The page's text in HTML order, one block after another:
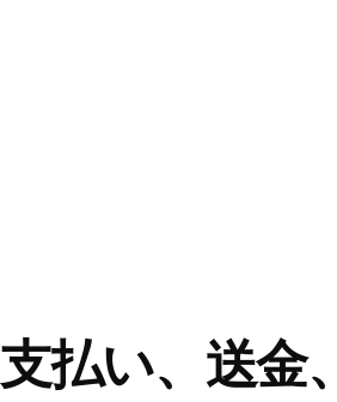
支払い、送金